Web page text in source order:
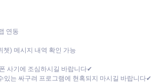
연동
쳇) 메시지 내역 확인 가능
사기에 조심하시길 바랍니다✔
는 싸구려 프로그램에 현혹되지 마시길 바랍니다✔